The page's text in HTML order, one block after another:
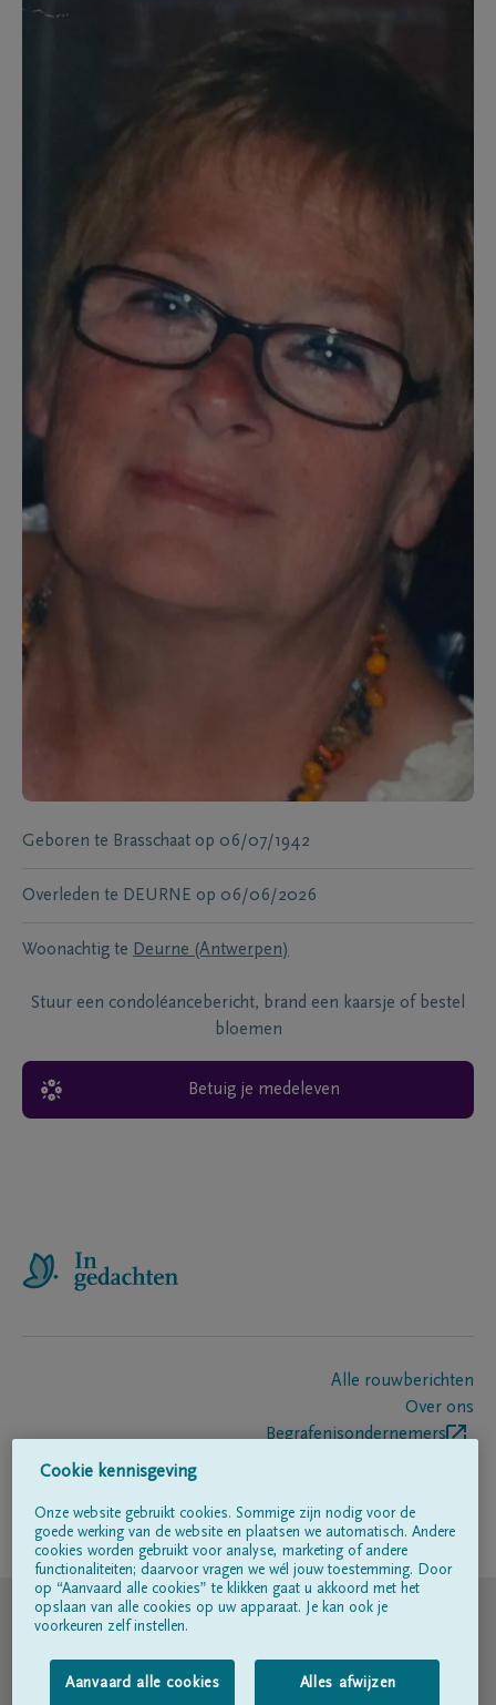
Geboren te Brasschaat op 06/07/1942
Overleden te DEURNE op 06/06/2026
Woonachtig te Deurne (Antwerpen)
Stuur een condoléancebericht, brand een kaarsje of bestel
bloemen
Betuig je medeleven
Alle rouwberichten
Over ons
Begrafenisondernemers
Volg ons op
© DELA
Gebruiksvoorwaarden
Cookie kennisgeving
Onze website gebruikt cookies. Sommige zijn nodig voor de
goede werking van de website en plaatsen we automatisch. Andere
cookies worden gebruikt voor analyse, marketing of andere
functionaliteiten; daarvoor vragen we wél jouw toestemming. Door
op “Aanvaard alle cookies” te klikken gaat u akkoord met het
opslaan van alle cookies op uw apparaat. Je kan ook je
voorkeuren zelf instellen.
Aanvaard alle cookies Alles afwijzen